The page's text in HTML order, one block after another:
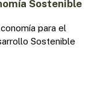
Sostenible
para el
Sostenible